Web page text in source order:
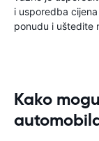
i usporedba
ponudu i uštedite
Kako